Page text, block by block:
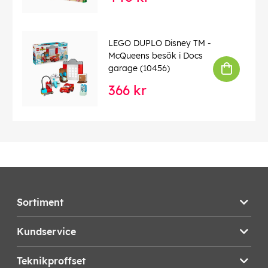
LEGO DUPLO Disney TM -
McQueens besök i Docs
garage (10456)
366 kr
Sortiment
Kundservice
Teknikproffset